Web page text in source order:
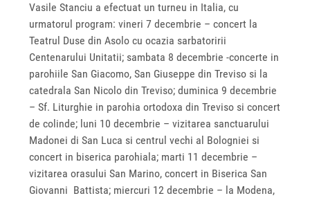
Vasile Stanciu a efectuat un turneu in Italia, cu
urmatorul program: vineri 7 decembrie – concert la
Teatrul Duse din Asolo cu ocazia sarbatoririi
Centenarului Unitatii; sambata 8 decembrie -concerte in
parohiile San Giacomo, San Giuseppe din Treviso si la
catedrala San Nicolo din Treviso; duminica 9 decembrie
– Sf. Liturghie in parohia ortodoxa din Treviso si concert
de colinde; luni 10 decembrie – vizitarea sanctuarului
Madonei di San Luca si centrul vechi al Bologniei si
concert in biserica parohiala; marti 11 decembrie –
vizitarea orasului San Marino, concert in Biserica San
Giovanni Battista; miercuri 12 decembrie – la Modena,